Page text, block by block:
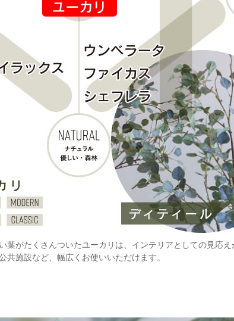
葉がたくさんついたユーカリは、インテリアとしての見応え
共施設など、幅広くお使いいただけます。